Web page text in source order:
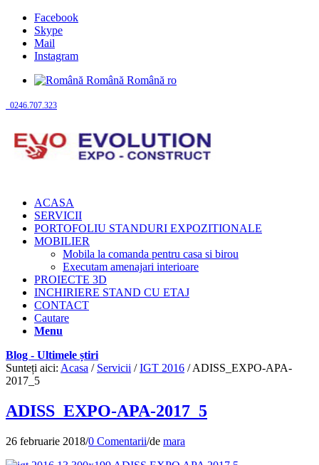
Facebook
Skype
Mail
Instagram
Română Română ro
0246.707.323
ACASA
SERVICII
PORTOFOLIU STANDURI EXPOZITIONALE
MOBILIER
Mobila la comanda pentru casa si birou
Executam amenajari interioare
PROIECTE 3D
INCHIRIERE STAND CU ETAJ
CONTACT
Cautare
Menu
Blog - Ultimele știri
Sunteți aici: Acasa / Servicii / IGT 2016 / ADISS_EXPO-APA-
2017_5
ADISS_EXPO-APA-2017_5
26 februarie 2018/0 Comentarii/de mara